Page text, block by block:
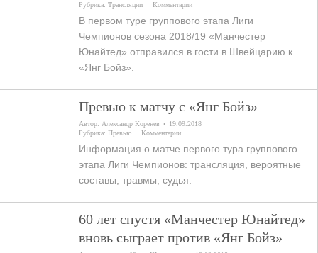
Рубрика:Трансляции Комментарии
В первом туре группового этапа Лиги
Чемпионов сезона 2018/19 «Манчестер
Юнайтед» отправился в гости в Швейцарию к
«Янг Бойз».
Превью к матчу с «Янг Бойз»
Автор: Александр Коренев
19.09.2018
Рубрика:Превью Комментарии
Информация о матче первого тура группового
этапа Лиги Чемпионов: трансляция, вероятные
составы, травмы, судья.
60 лет спустя «Манчестер Юнайтед»
вновь сыграет против «Янг Бойз»